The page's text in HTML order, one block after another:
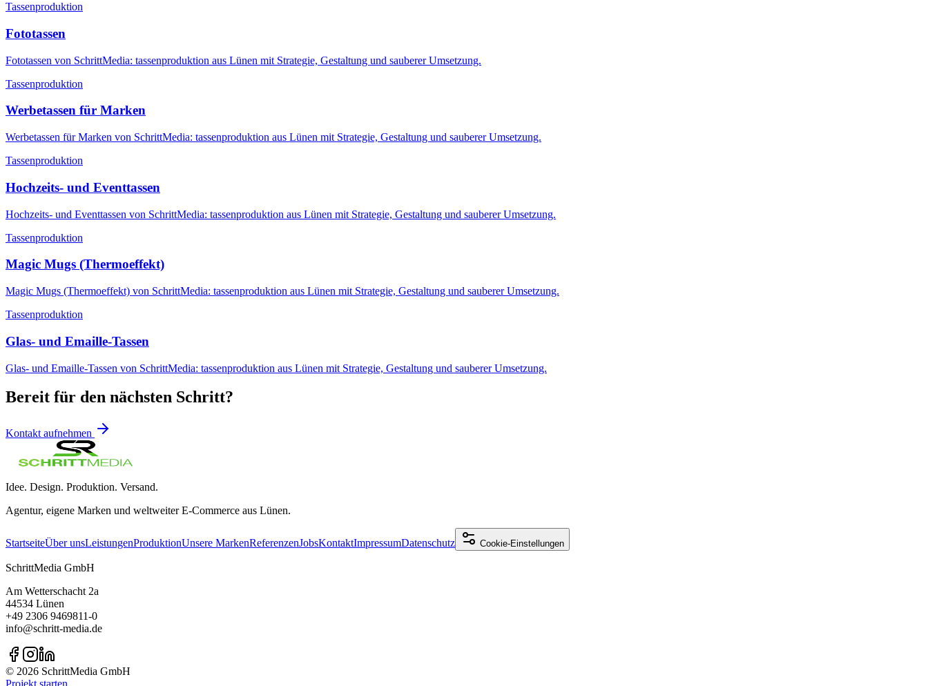
Tassenproduktion
Fototassen
Fototassen von SchrittMedia: tassenproduktion aus Lünen mit Strategie, Gestaltung und sauberer Umsetzung.
Tassenproduktion
Werbetassen für Marken
Werbetassen für Marken von SchrittMedia: tassenproduktion aus Lünen mit Strategie, Gestaltung und sauberer Umsetzung.
Tassenproduktion
Hochzeits- und Eventtassen
Hochzeits- und Eventtassen von SchrittMedia: tassenproduktion aus Lünen mit Strategie, Gestaltung und sauberer Umsetzung.
Tassenproduktion
Magic Mugs (Thermoeffekt)
Magic Mugs (Thermoeffekt) von SchrittMedia: tassenproduktion aus Lünen mit Strategie, Gestaltung und sauberer Umsetzung.
Tassenproduktion
Glas- und Emaille-Tassen
Glas- und Emaille-Tassen von SchrittMedia: tassenproduktion aus Lünen mit Strategie, Gestaltung und sauberer Umsetzung.
Bereit für den nächsten Schritt?
Kontakt aufnehmen
Idee. Design. Produktion. Versand.
Agentur, eigene Marken und weltweiter E-Commerce aus Lünen.
StartseiteÜber unsLeistungenProduktionUnsere MarkenReferenzenJobsKontaktImpressumDatenschutz Cookie-Einstellungen
SchrittMedia GmbH
Am Wetterschacht 2a
44534 Lünen
+49 2306 9469811-0
info@schritt-media.de
© 2026 SchrittMedia GmbH